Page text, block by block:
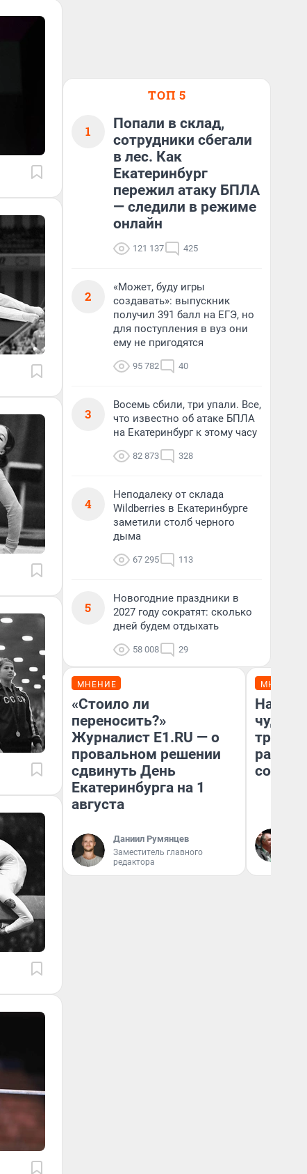
ТОП 5
1
Попали в склад,
сотрудники сбегали
в лес. Как
Екатеринбург
пережил атаку БПЛА
— следили в режиме
онлайн
121 137 425
2
«Может, буду игры
создавать»: выпускник
получил 391 балл на ЕГЭ, но
для поступления в вуз они
ему не пригодятся
95 782 40
3
Восемь сбили, три упали. Все,
что известно об атаке БПЛА
на Екатеринбург к этому часу
82 873 328
4
Неподалеку от склада
Wildberries в Екатеринбурге
заметили столб черного
дыма
67 295 113
5
Новогодние праздники в
2027 году сократят: сколько
дней будем отдыхать
58 008 29
МНЕНИЕ
«Стоило ли
переносить?»
Журналист E1.RU — о
провальном решении
сдвинуть День
Екатеринбурга на 1
августа
Даниил Румянцев
Заместитель главного
редактора
МНЕНИЕ
чудом